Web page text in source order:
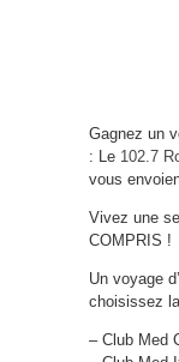
Gagnez un
: Le 102.7
vous
Vivez une
COMPRIS !
Un voyage
choisissez
– Club Med